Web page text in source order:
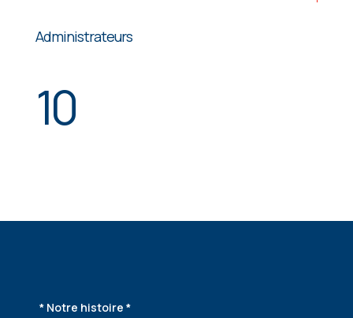
Administrateurs
10
* Notre histoire *